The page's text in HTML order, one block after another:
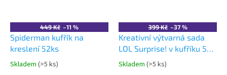
449 Kč –11 %
Spiderman kufřík na
kreslení 52ks
Průměrné
Skladem (>5 ks)
399 Kč –37 %
Kreativní výtvarná sada
LOL Surprise! v kufříku 52
ks
Průměrné
Skladem (>5 ks)